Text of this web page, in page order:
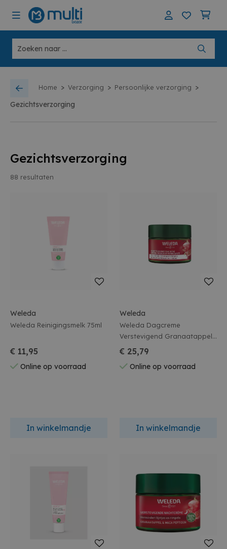
Home > Verzorging > Persoonlijke verzorging >
Gezichtsverzorging
Gezichtsverzorging
88 resultaten
Weleda
Weleda Reinigingsmelk 75ml
€ 11,95
Online op voorraad
In winkelmandje
Weleda
Weleda Dagcreme
Verstevigend Granaatappel
& Maca 40ml
€ 25,79
Online op voorraad
In winkelmandje